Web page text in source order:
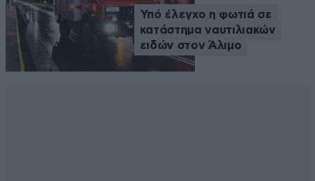
Υπό έλεγχο η φωτιά σε
κατάστημα ναυτιλιακών
ειδών στον Άλιμο